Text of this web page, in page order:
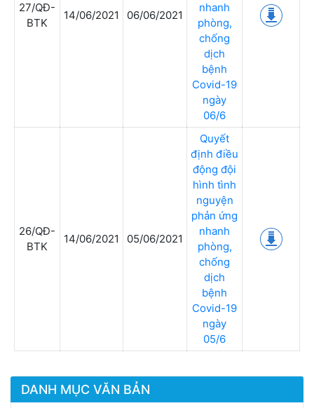
DANH MỤC VĂN BẢN
27/QĐ-
BTK
14/06/2021 06/06/2021
nhanh
phòng,
chống
dịch
bệnh
Covid-19
ngày
06/6
26/QĐ-
BTK
14/06/2021 05/06/2021
Quyết
định điều
động đội
hình tình
nguyện
phản ứng
nhanh
phòng,
chống
dịch
bệnh
Covid-19
ngày
05/6